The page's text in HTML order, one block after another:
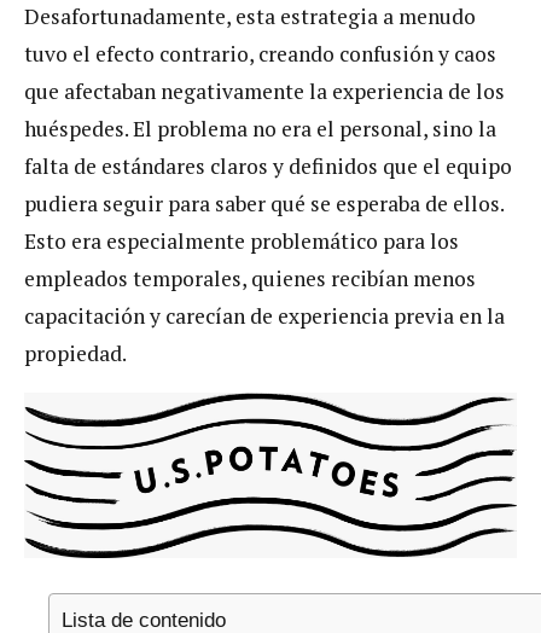
Desafortunadamente, esta estrategia a menudo
tuvo el efecto contrario, creando confusión y caos
que afectaban negativamente la experiencia de los
huéspedes. El problema no era el personal, sino la
falta de estándares claros y definidos que el equipo
pudiera seguir para saber qué se esperaba de ellos.
Esto era especialmente problemático para los
empleados temporales, quienes recibían menos
capacitación y carecían de experiencia previa en la
propiedad.
Lista de contenido